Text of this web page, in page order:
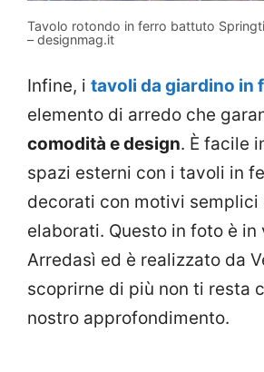
Tavolo rotondo in ferro battuto
– designmag.it
Infine, i tavoli da giardino in
elemento di arredo che
comodità e design. È facile
spazi esterni con i tavoli in
decorati con motivi semplici
elaborati. Questo in foto è in
Arredasì ed è realizzato da
scoprirne di più non ti resta
nostro approfondimento.